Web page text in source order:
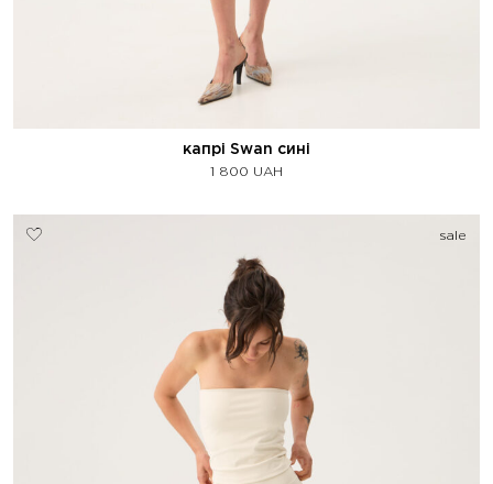
капрі Swan сині
1 800 UAH
sale